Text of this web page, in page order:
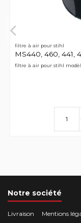
filtre à air pour stihl
MS440, 460, 441,
filtre à air pour stihl
Notre société
Livraison Mentions